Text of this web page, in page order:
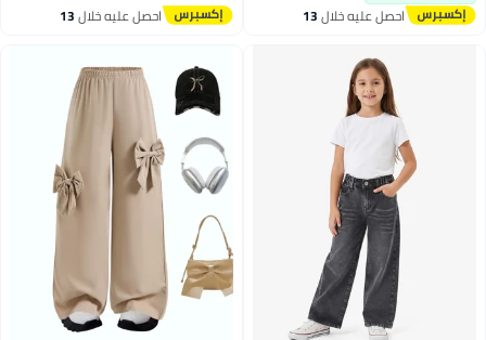
احصل عليه خلال13 احصل عليه خلال13